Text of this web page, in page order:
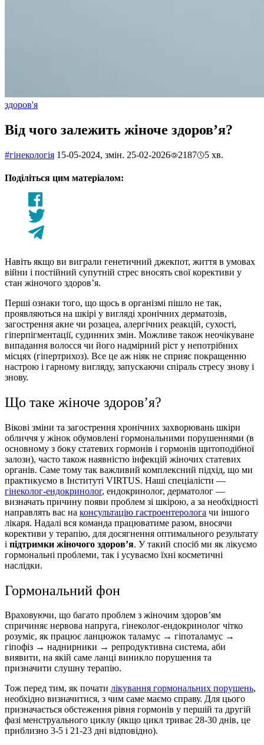
здоров'я
Від чого залежить жіноче здоров’я?
#гiнекологiя 15-05-2024, змін. 25-02-2026 2187 5 хв.
Поділіться цим матеріалом:
Навіть якщо ви виграли генетичний джекпот, життя в умовах
війни і постійний супутній стрес вносять свої корективи у
стан жіночого здоров’я.
Перші ознаки того, що щось в організмі пішло не так,
проявляються на шкірі у вигляді хронічних дерматозів,
загострення акне чи розацеа, алергічних реакцій, сухості,
гіперпігментації, судинних змін. Можливе також неочікуване
випадання волосся чи його надмірний ріст у непотрібних
місцях (гіпертрихоз). Все це аж ніяк не сприяє покращенню
настрою і гарному вигляду, запускаючи спіраль стресу знову і
знову.
Що таке жіноче здоров’я?
Вікові зміни та загострення хронічних захворювань шкіри
обличчя у жінок обумовлені гормональними порушеннями (в
основному з боку статевих гормонів і гормонів щитоподібної
залози), часто також наявністю інфекцій жіночих статевих
органів. Саме тому так важливий комплексний підхід, що ми
практикуємо в Інституті VIRTUS. Наші спеціалісти —
гінеколог-ендокринолог, ендокринолог, дерматолог —
визначать причину появи проблем зі шкірою, а за необхідності
направлять вас на консультацію гастроентеролога чи іншого
лікаря. Надалі вся команда працюватиме разом, вносячи
корективи у терапію, для досягнення оптимального результату
і підтримки жіночого здоров’я. У такий спосіб ми як лікуємо
гормональні проблеми, так і усуваємо їхні косметичні
наслідки.
Гормональний фон
Враховуючи, що багато проблем з жіночим здоров’ям
спричиняє нервова напруга, гінеколог-ендокринолог чітко
розуміє, як працює ланцюжок таламус → гіпоталамус →
гіпофіз → наднирники → репродуктивна система, аби
виявити, на якій саме ланці виникло порушення та
призначити слушну терапію.
Тож перед тим, як почати лікування гормональних порушень,
необхідно визначитися, з чим саме маємо справу. Для цього
призначається обстеження рівня гормонів у першій та другій
фазі менструального циклу (якщо цикл триває 28-30 днів, це
приблизно 3-5 і 21-23 дні відповідно).